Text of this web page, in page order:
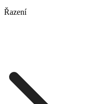
Řazení